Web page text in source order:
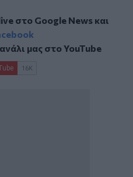
στο Google Newsκαι
μας στοYouTube